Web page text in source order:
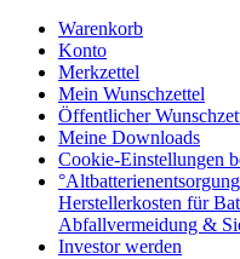
Warenkorb
Konto
Merkzettel
Mein Wunschzettel
Öffentlicher
Meine Downloads
Cookie-Einstellungen
Herstellerkosten für
Abfallvermeidung &
Investor werden